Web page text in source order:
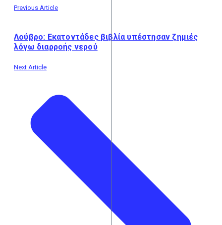
Previous Article
Λούβρο: Εκατοντάδες βιβλία υπέστησαν ζημιές
λόγω διαρροής νερού
Next Article